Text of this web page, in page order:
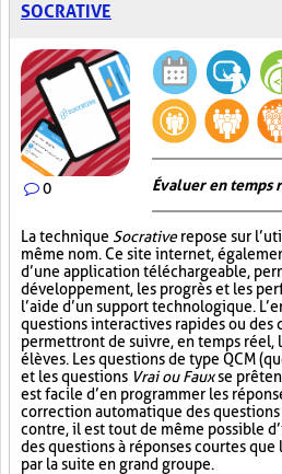
SOCRATIVE
0 Évaluer en temps
La technique Socrativerepose sur
même nom. Ce site internet,
d’une application téléchargeable,
développement, les progrès et les
l’aide d’un support technologique.
questions interactives rapides ou des
permettront de suivre, en temps réel,
élèves. Les questions de type QCM
et les questions Vrai ou Fauxse
est facile d’en programmer les
correction automatique des questions
contre, il est tout de même possible
des questions à réponses courtes
par la suite en grand groupe.